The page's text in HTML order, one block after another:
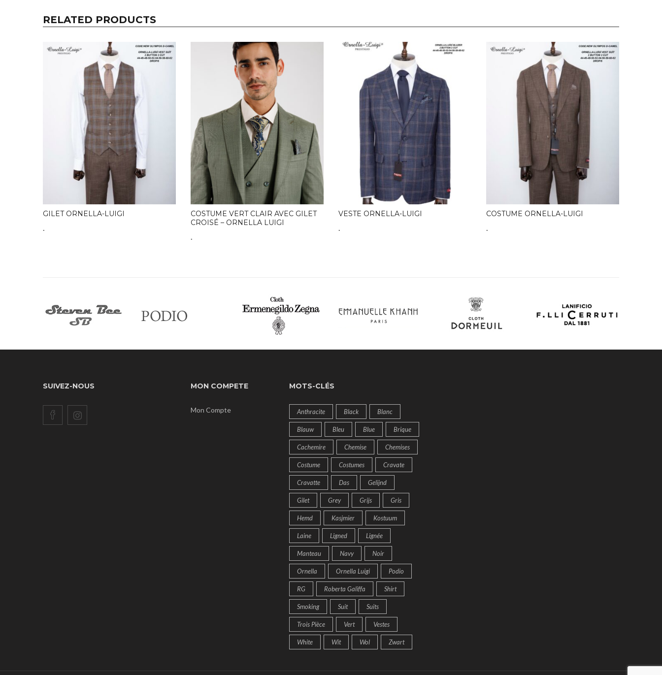
RELATED PRODUCTS
GILET ORNELLA-LUIGI
.
COSTUME VERT CLAIR AVEC GILET
CROISÉ – ORNELLA LUIGI
.
VESTE ORNELLA-LUIGI
.
COSTUME ORNELLA-LUIGI
.
SUIVEZ-NOUS MON COMPETE
Mon Compte
MOTS-CLÉS
Anthracite Black Blanc
Blauw Bleu Blue Brique
Cachemire Chemise Chemises
Costume Costumes Cravate
Cravatte Das Gelijnd
Gilet Grey Grijs Gris
Hemd Kasjmier Kostuum
Laine Ligned Lignée
Manteau Navy Noir
Ornella Ornella Luigi Podio
RG Roberta Galiffa Shirt
Smoking Suit Suits
Trois Pièce Vert Vestes
White Wit Wol Zwart